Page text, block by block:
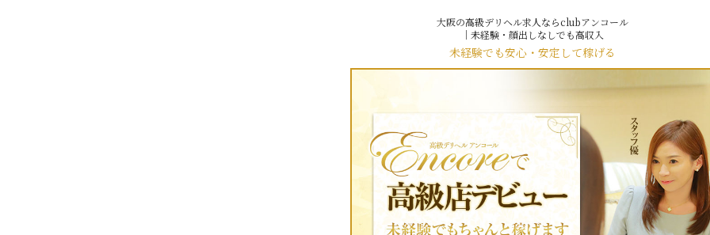
大阪の高級デリヘル求人ならclubアンコール
｜未経験・顔出しなしでも高収入
未経験でも安心・安定して稼げる